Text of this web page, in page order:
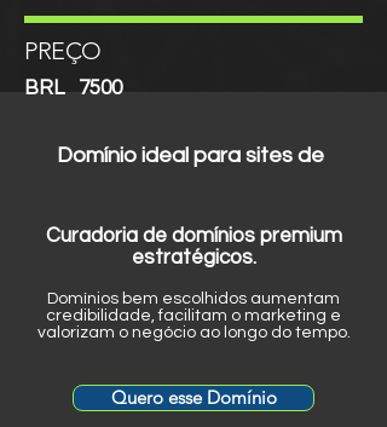
PREÇO
BRL 7500
Domínio ideal para sites de
Curadoria de domínios premium
estratégicos.
Domínios bem escolhidos aumentam
credibilidade, facilitam o marketing e
valorizam o negócio ao longo do tempo.
Quero esse Domínio